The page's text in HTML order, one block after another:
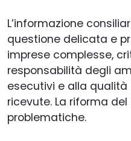
L’informazione
questione delicata e
imprese complesse,
responsabilità degli
esecutivi e alla qualità
ricevute. La riforma
problematiche.